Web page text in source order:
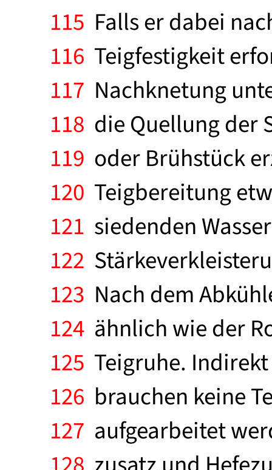
115 Falls er dabei
116 Teigfestigkeit
117 Nachknetung
118 die Quellung der
119 oder Brühstück
120 Teigbereitung
121 siedenden
122
123 Nach dem
124 ähnlich wie der
125 Teigruhe.
126 brauchen keine
127 aufgearbeitet